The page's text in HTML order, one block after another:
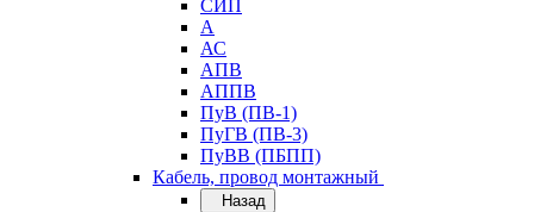
СИП
А
АС
АПВ
АППВ
ПуВ (ПВ-1)
ПуГВ (ПВ-3)
ПуВВ (ПБПП)
Кабель, провод монтажный
Назад